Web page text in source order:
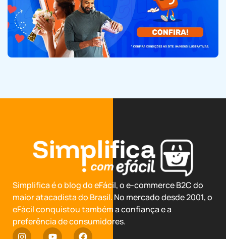
Simplifica é o blog do eFácil, o e-commerce B2C do
maior atacadista do Brasil. No mercado desde 2001, o
eFácil conquistou também a confiança e a
preferência de consumidores.